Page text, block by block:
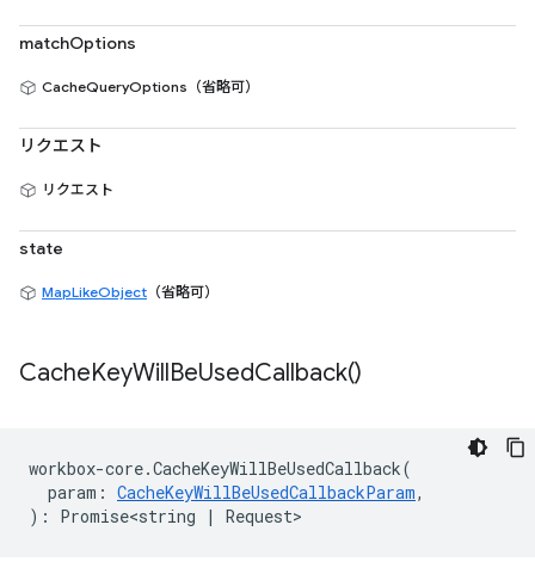
matchOptions
CacheQueryOptions（省略可）
リクエスト
リクエスト
state
MapLikeObject （省略可）
CacheKeyWillBeUsedCallback()
workbox-core.CacheKeyWillBeUsedCallback(
param : CacheKeyWillBeUsedCallbackParam,
) : Promise<string | Request>